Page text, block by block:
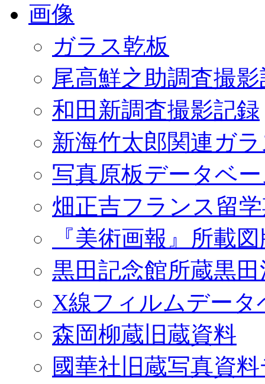
画像
ガラス乾板
尾高鮮之助調査撮
和田新調査撮影記録
新海竹太郎関連ガ
写真原板データベ
畑正吉フランス留
『美術画報』所載
黒田記念館所蔵黒
X線フィルムデータ
森岡柳蔵旧蔵資料
國華社旧蔵写真資